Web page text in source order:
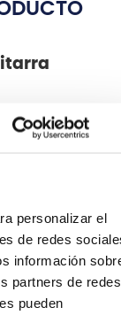
personalizar el
de redes
información
partners de redes
pueden
protege la
polvo y agua.
para el mástil
y firme. El
correas,
accesorios.
puede cerrar
gracias a su